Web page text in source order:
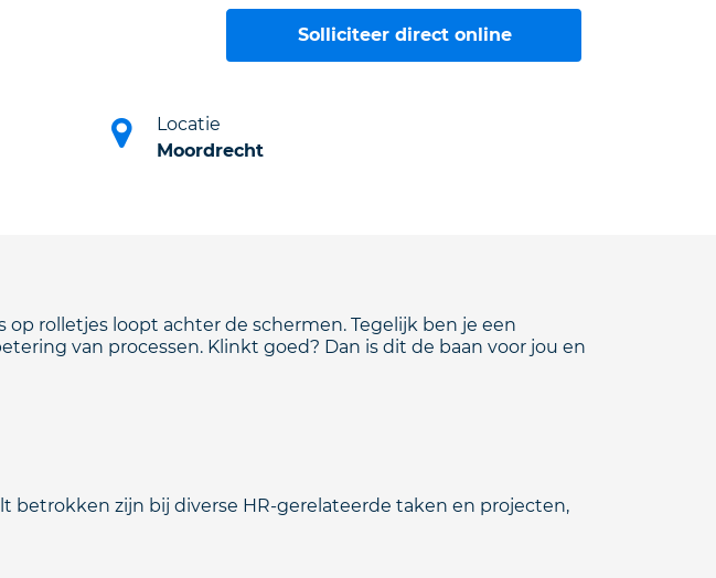
Solliciteer direct online
Locatie
Moordrecht
rolletjes loopt achter de schermen. Tegelijk ben je een
van processen. Klinkt goed? Dan is dit de baan voor jou en
betrokken zijn bij diverse HR-gerelateerde taken en projecten,